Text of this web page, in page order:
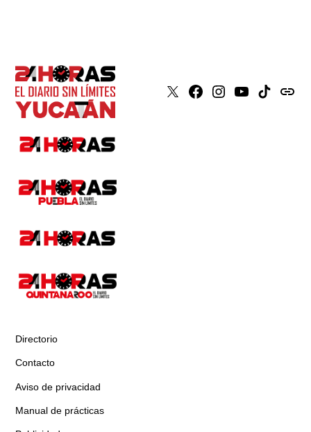
X Faceboook
Instagram
YoutubeTiktokissuu
Directorio
Contacto
Aviso de privacidad
Manual de prácticas